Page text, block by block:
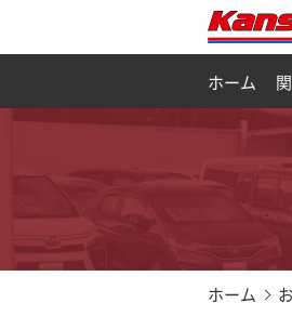
ホーム
ホーム